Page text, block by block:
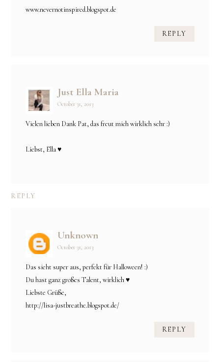
www.nevernotinspired.blogspot.de
REPLY
Just Ella Maria
October 31, 2013
Vielen lieben Dank Pat, das freut mich wirklich sehr :)
Liebst, Ella ♥
REPLY
Unknown
October 31, 2013
Das sieht super aus, perfekt für Halloween! :)
Du hast ganz großes Talent, wirklich ♥
Liebste Grüße,
http://lisa-justbreathe.blogspot.de/
REPLY